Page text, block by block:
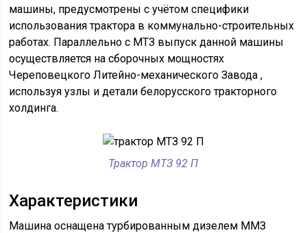
машины, предусмотрены с учётом специфики
использования трактора в коммунально-строительных
работах. Параллельно с МТЗ выпуск данной машины
осуществляется на сборочных мощностях
Череповецкого Литейно-механического Завода ,
используя узлы и детали белорусского тракторного
холдинга.
Трактор МТЗ 92 П
Характеристики
Машина оснащена турбированным дизелем ММЗ